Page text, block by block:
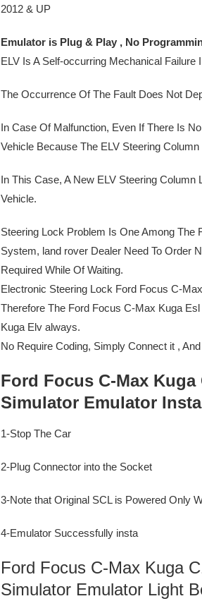
2012 & UP
Emulator is Plug & Play , No
ELV Is A Self-occurring Mechanical Failure
The Occurrence Of The Fault Does Not
In Case Of Malfunction, Even If There Is
Vehicle Because The ELV Steering
In This Case, A New ELV Steering
Vehicle.
Steering Lock Problem Is One Among
System, land rover Dealer Need To Order
Required While Of Waiting.
Electronic Steering Lock Ford Focus C-
Therefore The Ford Focus C-Max Kuga
Kuga Elv always.
No Require Coding, Simply Connect it ,
Ford Focus C-Max
Simulator Emulator
1-Stop The Car
2-Plug Connector into the Socket
3-Note that Original SCL is Powered Only
4-Emulator Successfully insta
Ford Focus C-Max Kuga
Simulator Emulator Light